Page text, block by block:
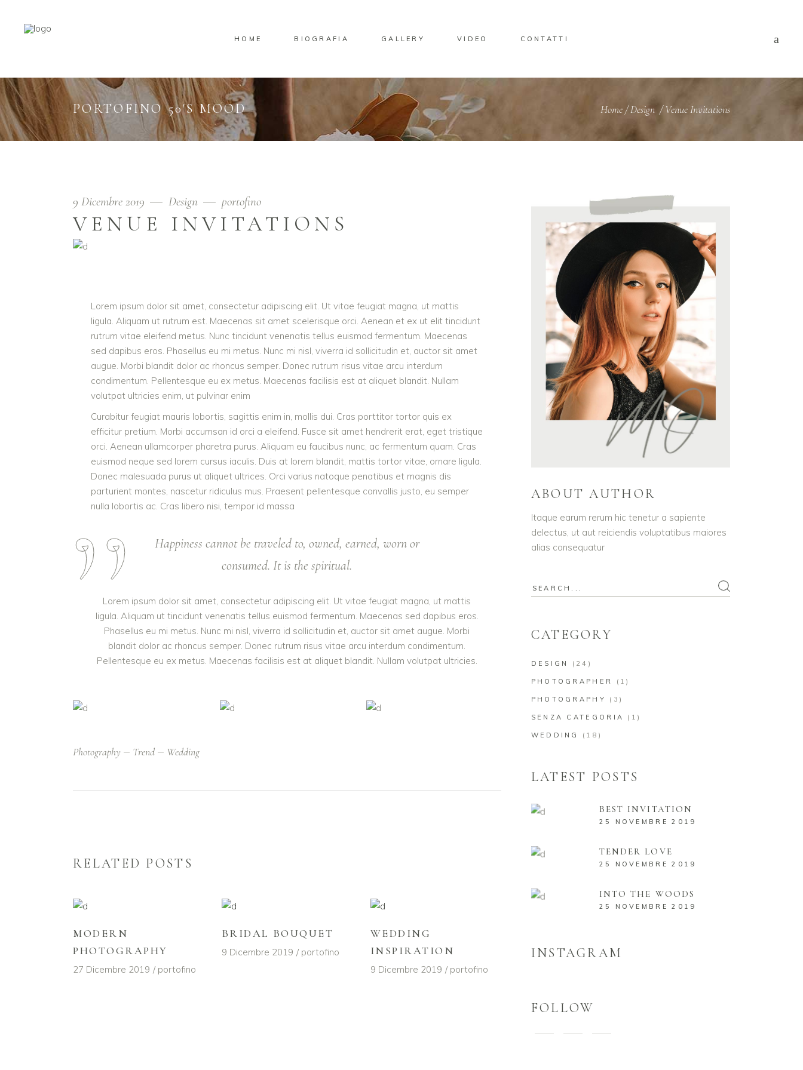
HOME BIOGRAFIA GALLERY VIDEO CONTATTI
PORTOFINO 50'S MOOD Home/Design /Venue Invitations
9 Dicembre 2019 Design portofino
VENUE INVITATIONS
Lorem ipsum dolor sit amet, consectetur adipiscing elit. Ut vitae feugiat magna, ut mattis
ligula. Aliquam ut rutrum est. Maecenas sit amet scelerisque orci. Aenean et ex ut elit tincidunt
rutrum vitae eleifend metus. Nunc tincidunt venenatis tellus euismod fermentum. Maecenas
sed dapibus eros. Phasellus eu mi metus. Nunc mi nisl, viverra id sollicitudin et, auctor sit amet
augue. Morbi blandit dolor ac rhoncus semper. Donec rutrum risus vitae arcu interdum
condimentum. Pellentesque eu ex metus. Maecenas facilisis est at aliquet blandit. Nullam
volutpat ultricies enim, ut pulvinar enim
Curabitur feugiat mauris lobortis, sagittis enim in, mollis dui. Cras porttitor tortor quis ex
efficitur pretium. Morbi accumsan id orci a eleifend. Fusce sit amet hendrerit erat, eget tristique
orci. Aenean ullamcorper pharetra purus. Aliquam eu faucibus nunc, ac fermentum quam. Cras
euismod neque sed lorem cursus iaculis. Duis at lorem blandit, mattis tortor vitae, ornare ligula.
Donec malesuada purus ut aliquet ultrices. Orci varius natoque penatibus et magnis dis
parturient montes, nascetur ridiculus mus. Praesent pellentesque convallis justo, eu semper
nulla lobortis ac. Cras libero nisi, tempor id massa
Happiness cannot be traveled to, owned, earned, worn or
consumed. It is the spiritual.
Lorem ipsum dolor sit amet, consectetur adipiscing elit. Ut vitae feugiat magna, ut mattis
ligula. Aliquam ut tincidunt venenatis tellus euismod fermentum. Maecenas sed dapibus eros.
Phasellus eu mi metus. Nunc mi nisl, viverra id sollicitudin et, auctor sit amet augue. Morbi
blandit dolor ac rhoncus semper. Donec rutrum risus vitae arcu interdum condimentum.
Pellentesque eu ex metus. Maecenas facilisis est at aliquet blandit. Nullam volutpat ultricies.
Photography Trend Wedding
RELATED POSTS
MODERN
PHOTOGRAPHY
27 Dicembre 2019 portofino
BRIDAL BOUQUET
9 Dicembre 2019 portofino
WEDDING
INSPIRATION
9 Dicembre 2019 portofino
ABOUT AUTHOR
Itaque earum rerum hic tenetur a sapiente
delectus, ut aut reiciendis voluptatibus maiores
alias consequatur
Search
CATEGORY
DESIGN (24)
PHOTOGRAPHER (1)
PHOTOGRAPHY (3)
SENZA CATEGORIA (1)
WEDDING (18)
LATEST POSTS
BEST INVITATION
25 NOVEMBRE 2019
TENDER LOVE
25 NOVEMBRE 2019
INTO THE WOODS
25 NOVEMBRE 2019
INSTAGRAM
FOLLOW